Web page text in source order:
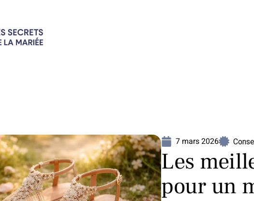
7 mars 2026
Les
pour un